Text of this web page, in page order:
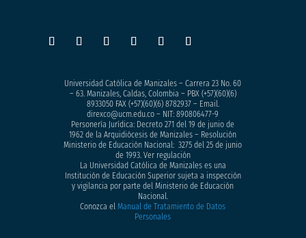
Universidad Católica de Manizales – Carrera 23 No. 60
– 63. Manizales, Caldas, Colombia – PBX (+57)(60)(6)
8933050FAX (+57)(60)(6) 8782937 – Email.
direxco@ucm.edu.co – NIT: 890806477-9
Personería Jurídica: Decreto 271 del 19 de junio de
1962 de la Arquidiócesis de Manizales – Resolución
Ministerio de Educación Nacional: 3275 del 25 de junio
de 1993. Ver regulación
La Universidad Católica de Manizales es una
Institución de Educación Superior sujeta a inspección
y vigilancia por parte del Ministerio de Educación
Nacional.
Conozca elManual de Tratamiento de Datos
Personales